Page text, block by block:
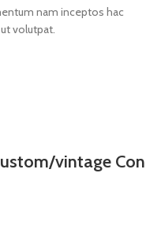
nam inceptos hac
volutpat.
vintage Con